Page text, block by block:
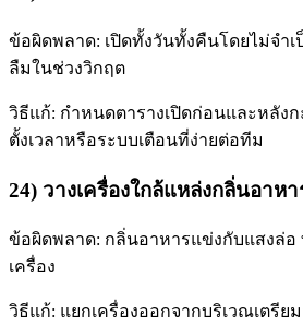
ข้อผิดพลาด: เปิดทั้งวันทั้งคืนโดยไม่จำ
ลืมในช่วงวิกฤต
วิธีแก้: กำหนดตารางเปิดก่อนและหลังก
ตั้งเวลาหรือระบบเตือนที่ง่ายต่อทีม
24) วางเครื่องใกล้แหล่งกลิ่นอาห
ข้อผิดพลาด: กลิ่นอาหารแข่งกับแสงล่อ
เครื่อง
วิธีแก้: แยกเครื่องออกจากบริเวณเตรีย